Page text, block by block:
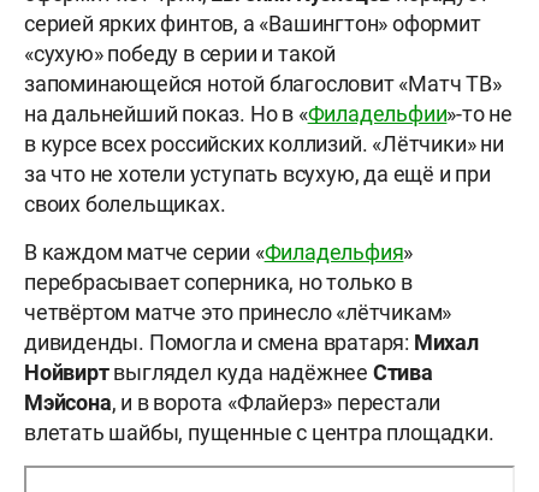
серией ярких финтов, а «Вашингтон» оформит
«сухую» победу в серии и такой
запоминающейся нотой благословит «Матч ТВ»
на дальнейший показ. Но в «Филадельфии»-то не
в курсе всех российских коллизий. «Лётчики» ни
за что не хотели уступать всухую, да ещё и при
своих болельщиках.
В каждом матче серии «Филадельфия»
перебрасывает соперника, но только в
четвёртом матче это принесло «лётчикам»
дивиденды. Помогла и смена вратаря: Михал
Нойвиртвыглядел куда надёжнее Стива
Мэйсона, и в ворота «Флайерз» перестали
влетать шайбы, пущенные с центра площадки.